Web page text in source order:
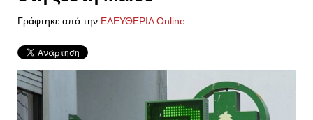
Γράφτηκε από την ΕΛΕΥΘΕΡΙΑ Online